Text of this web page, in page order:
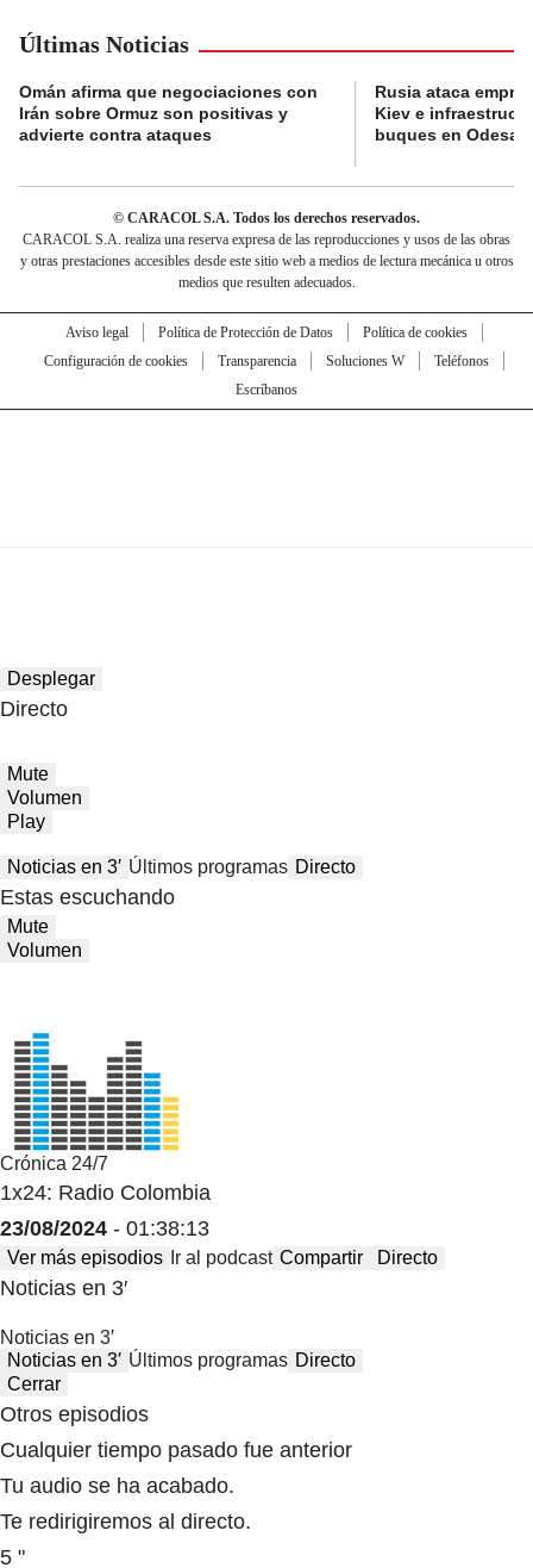
Últimas Noticias
Omán afirma que negociaciones con
Irán sobre Ormuz son positivas y
advierte contra ataques
Rusia ataca
Kiev e
buques en Odesa
© CARACOL S.A. Todos los derechos reservados.
CARACOL S.A. realiza una reserva expresa de las reproducciones y usos de las obras
y otras prestaciones accesibles desde este sitio web a medios de lectura mecánica u otros
medios que resulten adecuados.
Aviso legal Política de Protección de Datos
Política de cookies
Configuración de cookies
Transparencia Soluciones W
Teléfonos
Escríbanos
Desplegar
Directo
Mute
Volumen
Play
Noticias en 3′ Últimos programas Directo
Estas escuchando
Mute
Volumen
Crónica 24/7
1x24: Radio Colombia
23/08/2024 - 01:38:13
Ver más episodios Ir al podcast Compartir Directo
Noticias en 3′
Noticias en 3′
Noticias en 3′ Últimos programas Directo
Cerrar
Otros episodios
Cualquier tiempo pasado fue anterior
Tu audio se ha acabado.
Te redirigiremos al directo.
5 "